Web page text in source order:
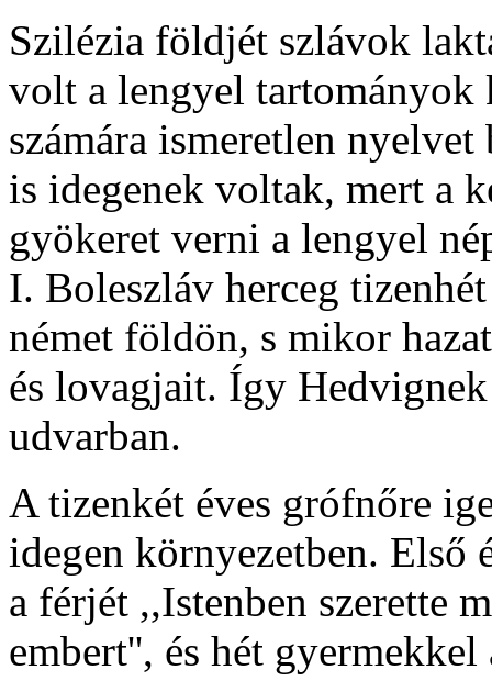
Szilézia földjét szlávok
volt a lengyel
számára ismeretlen
is idegenek voltak, mert a
gyökeret verni a lengyel
I. Boleszláv herceg
német földön, s mikor
és lovagjait. Így
udvarban.
A tizenkét éves grófnőre
idegen környezetben.
a férjét ,,Istenben szerette
embert'', és hét